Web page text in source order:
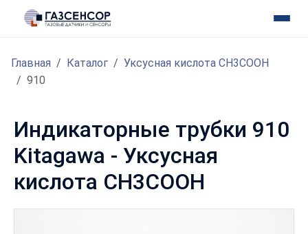
Главная Каталог
Уксусная кислота CH3COOH
910
Индикаторные трубки 910
Kitagawa - Уксусная
кислота CH3COOH